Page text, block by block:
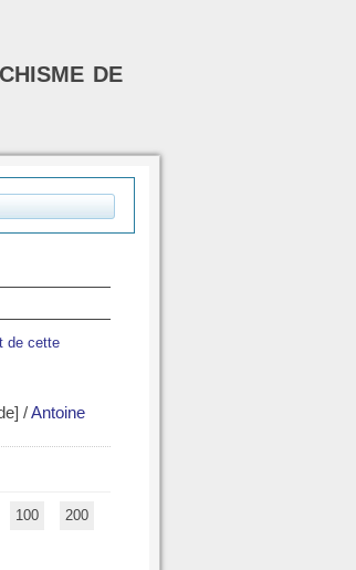
de cette
/Antoine
100 200
de